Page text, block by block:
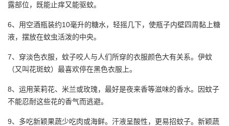
露部位，既能止痒又能驱蚊。
6、用空酒瓶装约10毫升的糖水，轻摇几下，使瓶子内壁四周黏上糖
液，摆放在蚊虫活泼的中央。
7、穿淡色衣服，蚊子咬人与人们所穿的衣服颜色大有关系。伊蚊
（又叫花斑蚊）最喜欢停在黑色衣服上。
8、运用茉莉花、米兰或玫瑰，最好是夜来香等滋味的香水。因蚊子
不能忍耐这些花的香气而逃避。
9、多吃新颖果蔬少吃肉或海鲜。 汗液呈酸性，更易招蚊子。新颖蔬